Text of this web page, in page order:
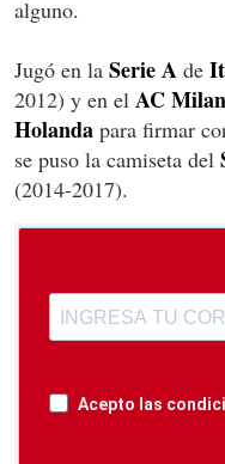
alguno.
Jugó en la Serie A de
2012) y en el AC Milan
Holanda para firmar
se puso la camiseta del
(2014-2017).
Acepto las